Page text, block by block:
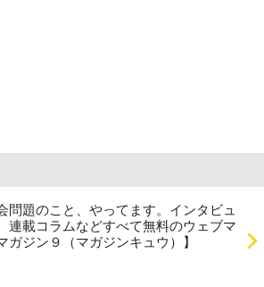
問題のこと、やってます。インタビュ
連載コラムなどすべて無料のウェブマ
ガジン９（マガジンキュウ）】